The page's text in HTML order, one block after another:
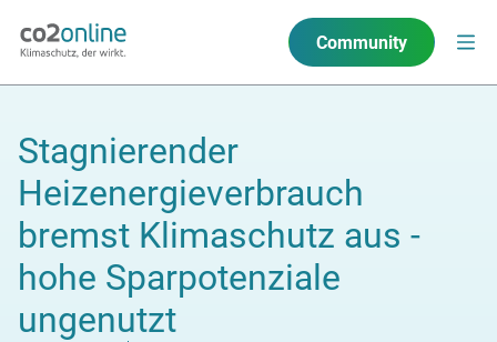
Community
Stagnierender
Heizenergieverbrauch
bremst Klimaschutz aus -
hohe Sparpotenziale
ungenutzt